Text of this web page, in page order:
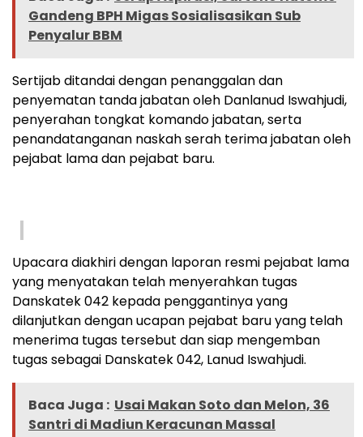
Gandeng BPH Migas Sosialisasikan Sub
Penyalur BBM
Sertijab ditandai dengan penanggalan dan
penyematan tanda jabatan oleh Danlanud Iswahjudi,
penyerahan tongkat komando jabatan, serta
penandatanganan naskah serah terima jabatan oleh
pejabat lama dan pejabat baru.
Upacara diakhiri dengan laporan resmi pejabat lama
yang menyatakan telah menyerahkan tugas
Danskatek 042 kepada penggantinya yang
dilanjutkan dengan ucapan pejabat baru yang telah
menerima tugas tersebut dan siap mengemban
tugas sebagai Danskatek 042, Lanud Iswahjudi.
Baca Juga : Usai Makan Soto dan Melon, 36
Santri di Madiun Keracunan Massal